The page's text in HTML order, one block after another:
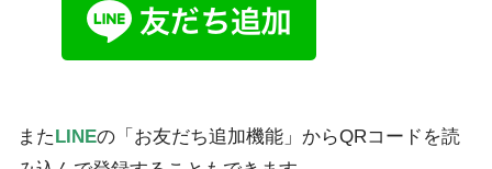
また LINEの「お友だち追加機能」からQRコードを読